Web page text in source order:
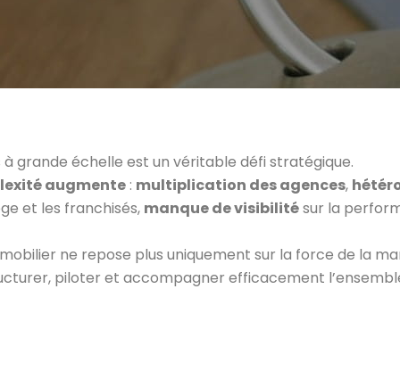
grande échelle est un véritable défi stratégique.
augmente : multiplication des agences,
et les franchisés, manque de visibilitésur la
ne repose plus uniquement sur la force de la
piloter et accompagner efficacement